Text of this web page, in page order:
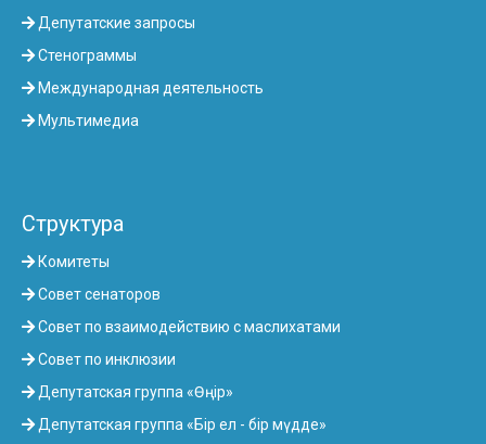
Депутатские запросы
Стенограммы
Международная деятельность
Мультимедиа
Структура
Комитеты
Совет сенаторов
Совет по взаимодействию с маслихатами
Совет по инклюзии
Депутатская группа «Өңір»
Депутатская группа «Бір ел - бір мүдде»